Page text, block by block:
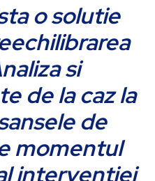
o solutie
si
de la caz la
de
momentul
interventiei